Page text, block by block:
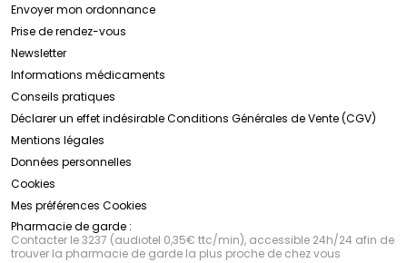
Envoyer mon ordonnance
Prise de rendez-vous
Newsletter
Informations médicaments
Conseils pratiques
Déclarer un effet indésirableConditions Générales de Vente (CGV)
Mentions légales
Données personnelles
Cookies
Mes préférences Cookies
Pharmacie de garde :
Contacter le 3237 (audiotel 0,35€ ttc/min), accessible 24h/24 afin de
trouver la pharmacie de garde la plus proche de chez vous